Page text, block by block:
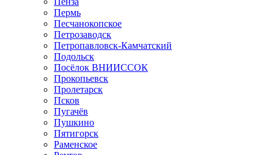
Пермь
Песчанокопское
Петрозаводск
Петропавловск-Камчатский
Подольск
Посёлок ВНИИССОК
Прокопьевск
Пролетарск
Псков
Пугачёв
Пушкино
Пятигорск
Раменское